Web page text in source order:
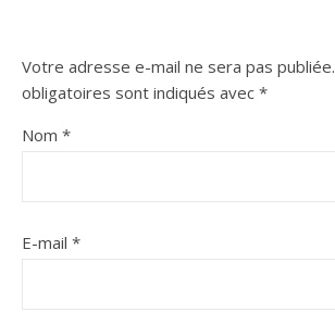
Votre adresse e-mail ne sera pas publiée.
obligatoires sont indiqués avec *
Nom *
E-mail *